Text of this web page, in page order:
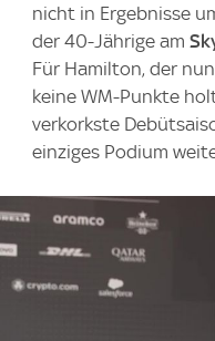
nicht in Ergebnisse
der 40-Jährige am
Für Hamilton, der
keine WM-Punkte
verkorkste
einziges Podium